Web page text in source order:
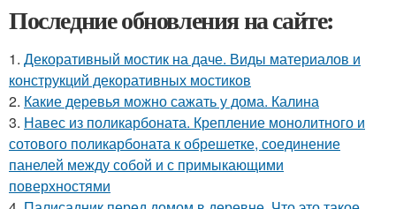
Последние обновления на сайте:
1. Декоративный мостик на даче. Виды материалов и
конструкций декоративных мостиков
2. Какие деревья можно сажать у дома. Калина
3. Навес из поликарбоната. Крепление монолитного и
сотового поликарбоната к обрешетке, соединение
панелей между собой и с примыкающими
поверхностями